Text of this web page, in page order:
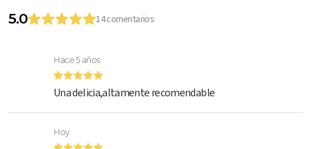
5.0
14 comentarios
Hace 5 años
Una delicia,altamente recomendable
Hoy